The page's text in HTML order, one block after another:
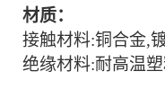
材质：
接触材料:铜合金,
绝缘材料:耐高温